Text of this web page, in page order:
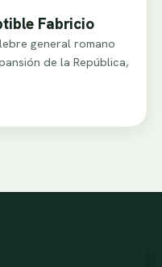
Fabricio
general romano
de la República,